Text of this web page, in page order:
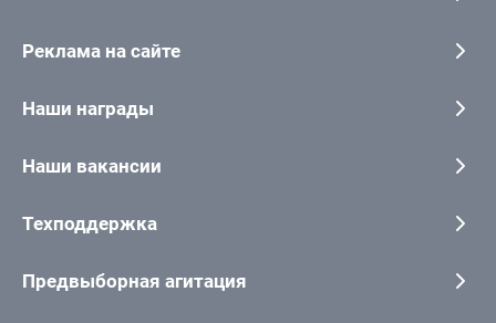
Реклама на сайте
Наши награды
Наши вакансии
Техподдержка
Предвыборная агитация